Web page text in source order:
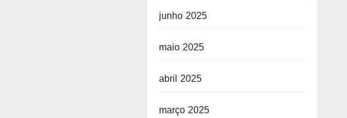
junho 2025
maio 2025
abril 2025
março 2025